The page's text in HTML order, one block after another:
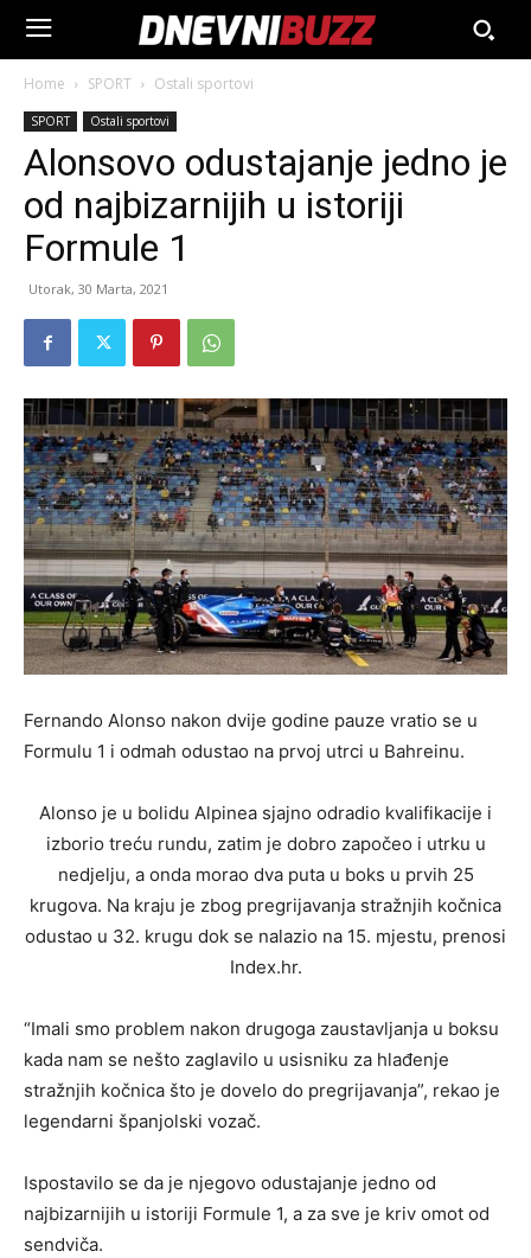
Home SPORT Ostali sportovi
SPORT Ostali sportovi
Alonsovo odustajanje jedno je
od najbizarnijih u istoriji
Formule 1
Utorak, 30 Marta, 2021
Fernando Alonso nakon dvije godine pauze vratio se u
Formulu 1 i odmah odustao na prvoj utrci u Bahreinu.
Alonso je u bolidu Alpinea sjajno odradio kvalifikacije i
izborio treću rundu, zatim je dobro započeo i utrku u
nedjelju, a onda morao dva puta u boks u prvih 25
krugova. Na kraju je zbog pregrijavanja stražnjih kočnica
odustao u 32. krugu dok se nalazio na 15. mjestu, prenosi
Index.hr.
“Imali smo problem nakon drugoga zaustavljanja u boksu
kada nam se nešto zaglavilo u usisniku za hlađenje
stražnjih kočnica što je dovelo do pregrijavanja”, rekao je
legendarni španjolski vozač.
Ispostavilo se da je njegovo odustajanje jedno od
najbizarnijih u istoriji Formule 1, a za sve je kriv omot od
sendviča.